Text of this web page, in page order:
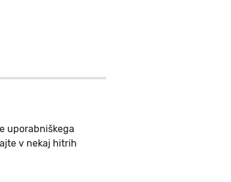
uporabniškega
v nekaj hitrih